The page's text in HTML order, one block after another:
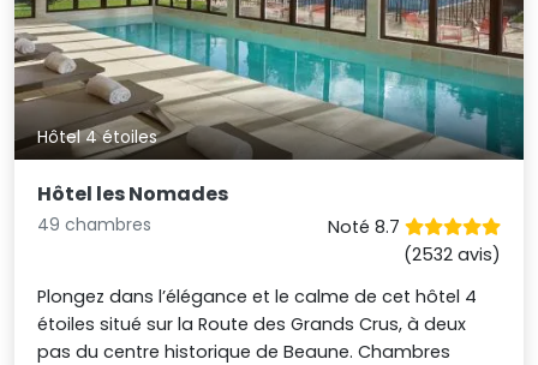
Hôtel 4 étoiles
Hôtel les Nomades
49 chambres
Noté 8.7
(2532 avis)
Plongez dans l’élégance et le calme de cet hôtel 4
étoiles situé sur la Route des Grands Crus, à deux
pas du centre historique de Beaune. Chambres